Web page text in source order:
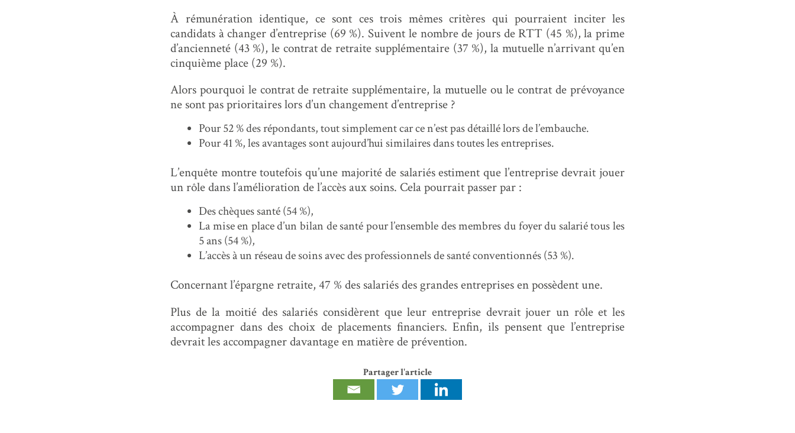
À rémunération identique, ce sont ces trois mêmes critères qui pourraient inciter les
candidats à changer d’entreprise (69 %). Suivent le nombre de jours de RTT (45 %), la prime
d’ancienneté (43 %), le contrat de retraite supplémentaire (37 %), la mutuelle n’arrivant qu’en
cinquième place (29 %).
Alors pourquoi le contrat de retraite supplémentaire, la mutuelle ou le contrat de prévoyance
ne sont pas prioritaires lors d’un changement d’entreprise ?
Pour 52 % des répondants, tout simplement car ce n’est pas détaillé lors de l’embauche.
Pour 41 %, les avantages sont aujourd’hui similaires dans toutes les entreprises.
L’enquête montre toutefois qu’une majorité de salariés estiment que l’entreprise devrait jouer
un rôle dans l’amélioration de l’accès aux soins. Cela pourrait passer par :
Des chèques santé (54 %),
La mise en place d’un bilan de santé pour l’ensemble des membres du foyer du salarié tous les
5 ans (54 %),
L’accès à un réseau de soins avec des professionnels de santé conventionnés (53 %).
Concernant l’épargne retraite, 47 % des salariés des grandes entreprises en possèdent une.
Plus de la moitié des salariés considèrent que leur entreprise devrait jouer un rôle et les
accompagner dans des choix de placements financiers. Enfin, ils pensent que l’entreprise
devrait les accompagner davantage en matière de prévention.
Partager l'article